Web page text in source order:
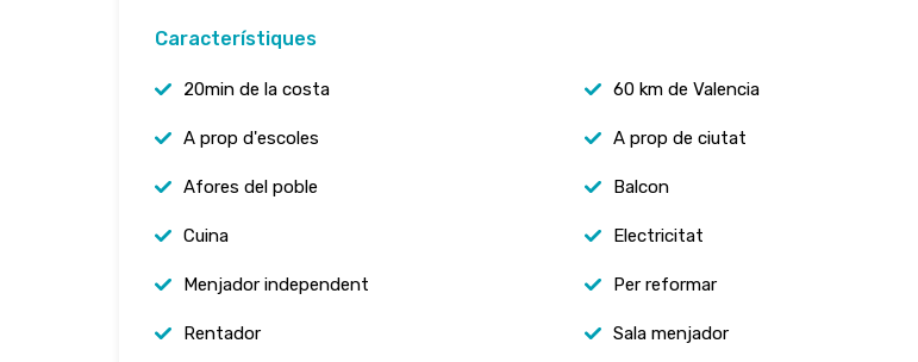
Característiques
20min de la costa 60 km de Valencia
A prop d'escoles A prop de ciutat
Afores del poble Balcon
Cuina Electricitat
Menjador independent Per reformar
Rentador Sala menjador